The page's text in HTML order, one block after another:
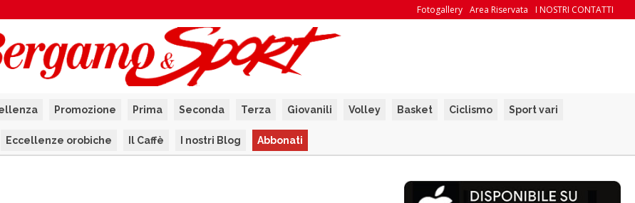
I NOSTRI CONTATTI
Area Riservata
Fotogallery
Promozione Prima Seconda Terza Giovanili Volley Basket Ciclismo Sport vari
Eccellenze orobiche Il Caffè I nostri Blog Abbonati